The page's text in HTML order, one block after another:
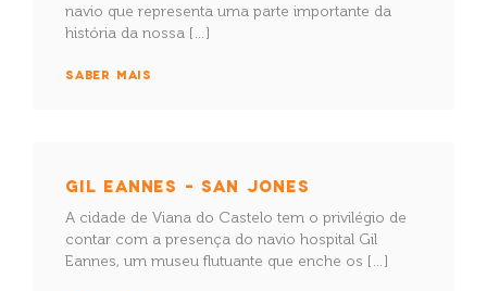
navio que representa uma parte importante da
história da nossa […]
SABER MAIS
GIL EANNES – SAN JONES
A cidade de Viana do Castelo tem o privilégio de
contar com a presença do navio hospital Gil
Eannes, um museu flutuante que enche os […]